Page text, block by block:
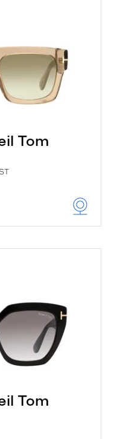
Tom
Tom